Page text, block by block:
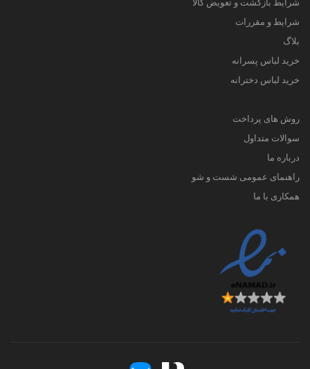
شرایط و مقررات
بلاگ
خرید لباس پسرانه
خرید لباس دخترانه
روش های پرداخت
سوالات متداول
درباره ما
راهنمای عمومی شست و شو
همکاری با ما